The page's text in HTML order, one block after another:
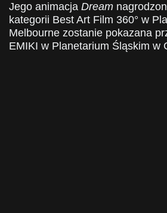
Jego animacja Dream
kategorii Best Art Film 360° w
Melbourne zostanie pokazana
EMIKI w Planetarium Śląskim w